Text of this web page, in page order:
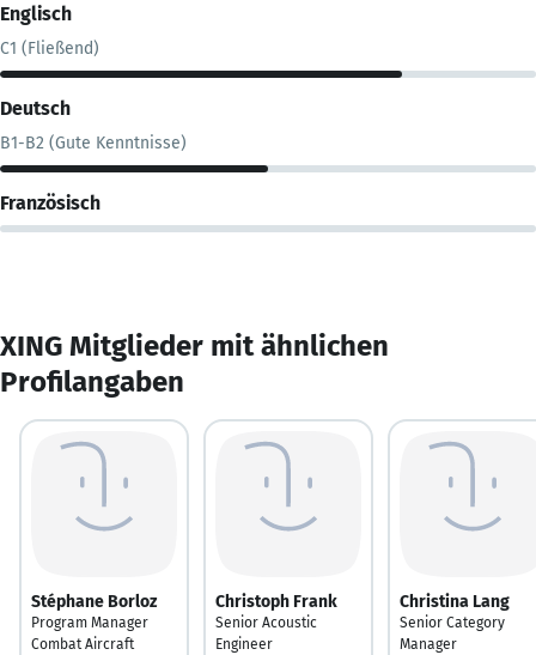
Englisch
C1 (Fließend)
Deutsch
B1-B2 (Gute Kenntnisse)
Französisch
XING Mitglieder mit ähnlichen
Profilangaben
Stéphane Borloz
Program Manager
Combat Aircraft
Christoph Frank
Senior Acoustic
Engineer
Christina Lang
Senior Category
Manager